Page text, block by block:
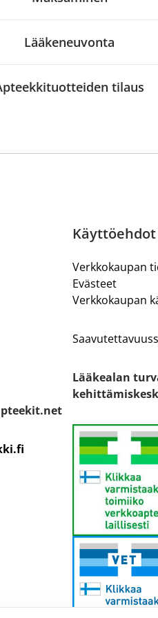
Lääkeneuvonta
tilaus
Verkkokaupan
Evästeet
Verkkokaupan
Lääkealan